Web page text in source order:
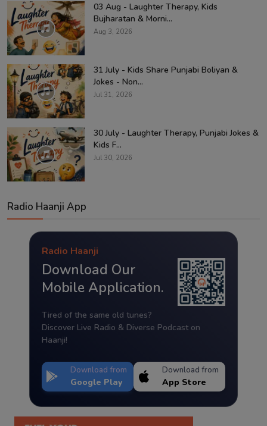
03 Aug - Laughter Therapy, Kids
Bujharatan & Morni...
Aug 3, 2026
31 July - Kids Share Punjabi Boliyan &
Jokes - Non...
Jul 31, 2026
30 July - Laughter Therapy, Punjabi Jokes &
Kids F...
Jul 30, 2026
Radio Haanji App
Radio Haanji
Download Our
Mobile Application.
Tired of the same old tunes?
Discover Live Radio & Diverse Podcast on
Haanji!
Download from
Google Play
Download from
App Store